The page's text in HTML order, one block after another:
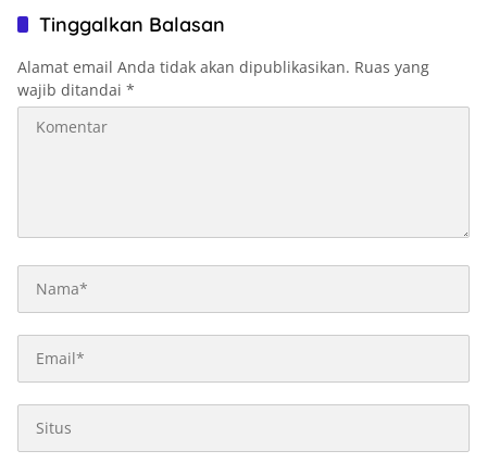
Tinggalkan Balasan
Alamat email Anda tidak akan dipublikasikan. Ruas yang
wajib ditandai *